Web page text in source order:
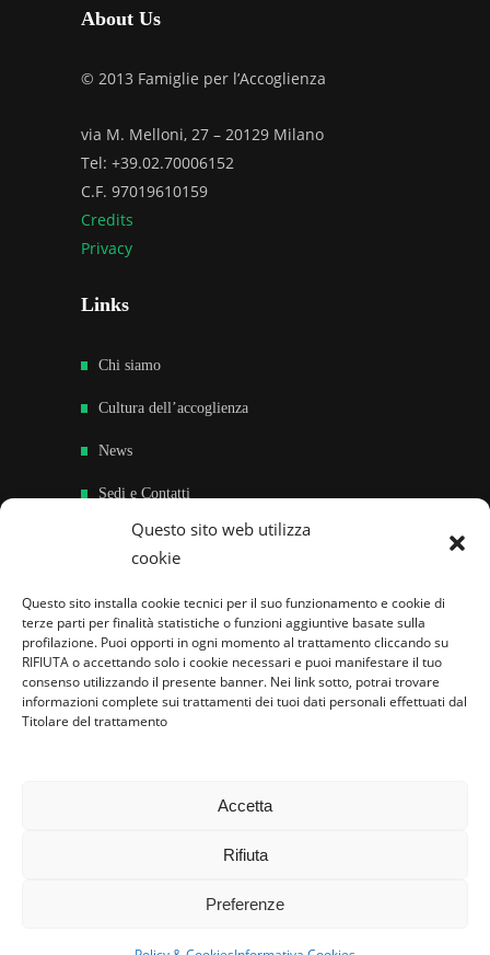
Questo sito web utilizza
cookie
Questo sito installa cookie tecnici per il suo funzionamento e cookie di
terze parti per finalità statistiche o funzioni aggiuntive basate sulla
profilazione. Puoi opporti in ogni momento al trattamento cliccando su
RIFIUTA o accettando solo i cookie necessari e puoi manifestare il tuo
consenso utilizzando il presente banner. Nei link sotto, potrai trovare
informazioni complete sui trattamenti dei tuoi dati personali effettuati dal
Titolare del trattamento
Accetta
Rifiuta
Preferenze
About Us
© 2013 Famiglie per l’Accoglienza
via M. Melloni, 27 – 20129 Milano
Tel: +39.02.70006152
C.F. 97019610159
Credits
Privacy
Links
Chi siamo
Cultura dell’accoglienza
News
Sedi e Contatti
Sostieni
Famiglie per l’accoglienza nel mondo